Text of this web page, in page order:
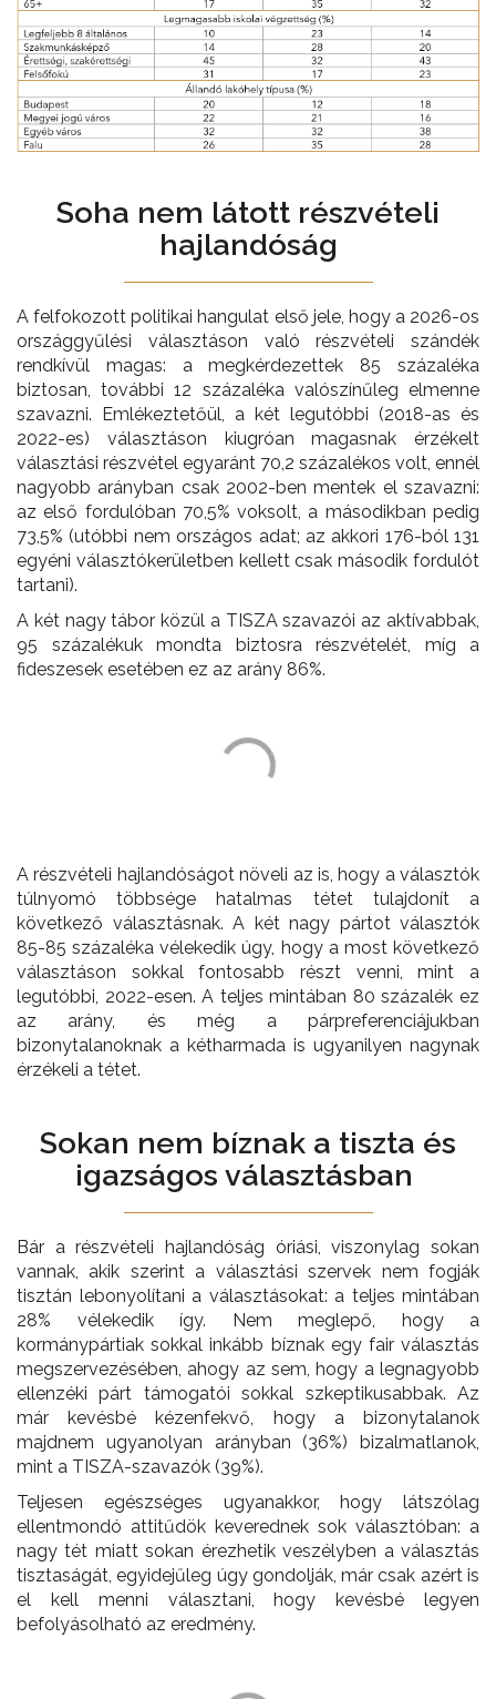
Soha nem látott részvételi
hajlandóság
A felfokozott politikai hangulat első jele, hogy a 2026-os
országgyűlési választáson való részvételi szándék
rendkívül magas: a megkérdezettek 85 százaléka
biztosan, további 12 százaléka valószínűleg elmenne
szavazni. Emlékeztetőül, a két legutóbbi (2018-as és
2022-es) választáson kiugróan magasnak érzékelt
választási részvétel egyaránt 70,2 százalékos volt, ennél
nagyobb arányban csak 2002-ben mentek el szavazni:
az első fordulóban 70,5% voksolt, a másodikban pedig
73,5% (utóbbi nem országos adat; az akkori 176-ból 131
egyéni választókerületben kellett csak második fordulót
tartani).
A két nagy tábor közül a TISZA szavazói az aktívabbak,
95 százalékuk mondta biztosra részvételét, míg a
fideszesek esetében ez az arány 86%.
A részvételi hajlandóságot növeli az is, hogy a választók
túlnyomó többsége hatalmas tétet tulajdonít a
következő választásnak. A két nagy pártot választók
85-85 százaléka vélekedik úgy, hogy a most következő
választáson sokkal fontosabb részt venni, mint a
legutóbbi, 2022-esen. A teljes mintában 80 százalék ez
az arány, és még a párpreferenciájukban
bizonytalanoknak a kétharmada is ugyanilyen nagynak
érzékeli a tétet.
Sokan nem bíznak a tiszta és
igazságos választásban
Bár a részvételi hajlandóság óriási, viszonylag sokan
vannak, akik szerint a választási szervek nem fogják
tisztán lebonyolítani a választásokat: a teljes mintában
28% vélekedik így. Nem meglepő, hogy a
kormánypártiak sokkal inkább bíznak egy fair választás
megszervezésében, ahogy az sem, hogy a legnagyobb
ellenzéki párt támogatói sokkal szkeptikusabbak. Az
már kevésbé kézenfekvő, hogy a bizonytalanok
majdnem ugyanolyan arányban (36%) bizalmatlanok,
mint a TISZA-szavazók (39%).
Teljesen egészséges ugyanakkor, hogy látszólag
ellentmondó attitűdök keverednek sok választóban: a
nagy tét miatt sokan érezhetik veszélyben a választás
tisztaságát, egyidejűleg úgy gondolják, már csak azért is
el kell menni választani, hogy kevésbé legyen
befolyásolható az eredmény.